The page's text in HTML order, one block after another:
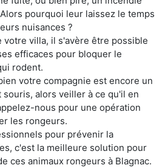
pourquoi leur laissez le temps
nuisances ?
votre villa, il s'avère être possible
efficaces pour bloquer le
rodent.
votre compagnie est encore un
souris, alors veiller à ce qu'il en
nous pour une opération
les rongeurs.
pour prévenir la
c'est la meilleure solution pour
ces animaux rongeurs à Blagnac.